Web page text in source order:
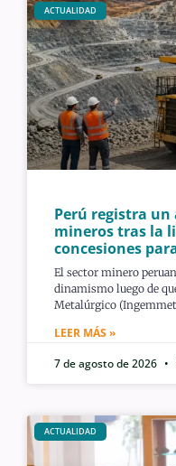
ACTUALIDAD
Perú registra
mineros tras la
concesiones
El sector minero
dinamismo luego de
Metalúrgico
LEER MÁS »
7 de agosto de 2026
ACTUALIDAD